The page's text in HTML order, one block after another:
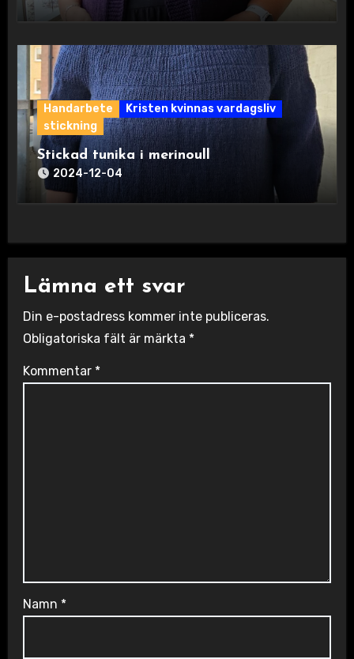
Handarbete
Kristen kvinnas vardagsliv
stickning
Stickad tunika i merinoull
2024-12-04
Lämna ett svar
Din e-postadress kommer inte publiceras.
Obligatoriska fält är märkta *
Kommentar *
Namn *